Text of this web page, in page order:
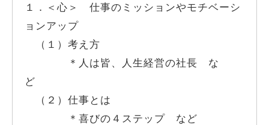
１．＜心＞ 仕事のミッションやモチベーシ
ョンアップ
（１）考え方
＊人は皆、人生経営の社長 な
ど
（２）仕事とは
＊喜びの４ステップ など